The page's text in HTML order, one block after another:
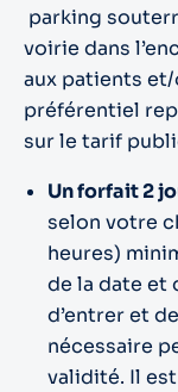
parking
voirie dans
aux patients
préférentiel
sur le tarif
Un forfait 2
selon votre
heures)
de la date et
d’entrer et
nécessaire
validité. Il